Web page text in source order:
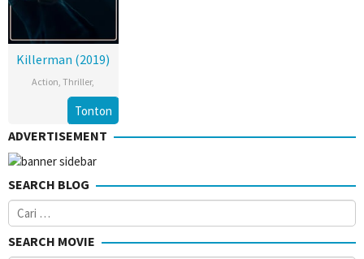
Killerman (2019)
Action,Thriller,
Tonton
ADVERTISEMENT
SEARCH BLOG
Cari
untuk:
SEARCH MOVIE